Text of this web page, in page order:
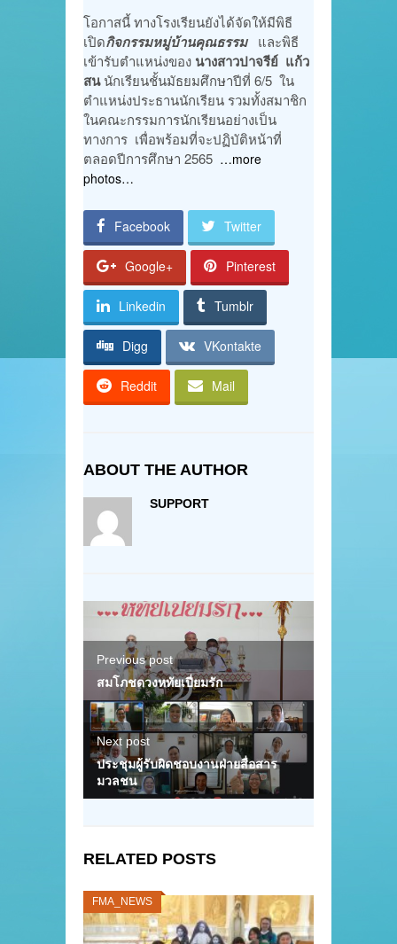
โอกาสนี้ ทางโรงเรียนยังได้จัดให้มีพิธี
เปิดกิจกรรมหมู่บ้านคุณธรรมและพิธี
เข้ารับตำแหน่งของ นางสาวปาจรีย์ แก้ว
สนนักเรียนชั้นมัธยมศึกษาปีที่ 6/5 ใน
ตำแหน่งประธานนักเรียน รวมทั้งสมาชิก
ในคณะกรรมการนักเรียนอย่างเป็น
ทางการ เพื่อพร้อมที่จะปฏิบัติหน้าที่
ตลอดปีการศึกษา 2565 …more
photos…
Facebook Twitter
Google+ Pinterest
Linkedin Tumblr
Digg VKontakte
Reddit Mail
ABOUT THE AUTHOR
SUPPORT
Previous post
สมโภชดวงหทัยเปี่ยมรัก
Next post
ประชุมผู้รับผิดชอบงานฝ่ายสื่อสาร
มวลชน
RELATED POSTS
FMA_NEWS